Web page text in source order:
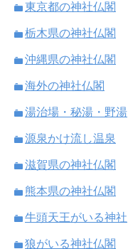
東京都の神社仏閣
栃木県の神社仏閣
沖縄県の神社仏閣
海外の神社仏閣
湯治場・秘湯・野湯
源泉かけ流し温泉
滋賀県の神社仏閣
熊本県の神社仏閣
牛頭天王がいる神社
狼がいる神社仏閣